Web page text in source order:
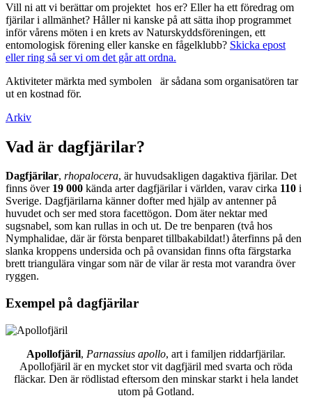
Vill ni att vi berättar om projektet hos er? Eller ha ett föredrag om
fjärilar i allmänhet? Håller ni kanske på att sätta ihop programmet
inför vårens möten i en krets av Naturskyddsföreningen, ett
entomologisk förening eller kanske en fågelklubb? Skicka epost
eller ring så ser vi om det går att ordna.
Aktiviteter märkta med symbolen
är sådana som organisatören tar
ut en kostnad för.
Arkiv
Vad är dagfjärilar?
Dagfjärilar, rhopalocera, är huvudsakligen dagaktiva fjärilar. Det
finns över 19 000 kända arter dagfjärilar i världen, varav cirka 110 i
Sverige. Dagfjärilarna känner dofter med hjälp av antenner på
huvudet och ser med stora facettögon. Dom äter nektar med
sugsnabel, som kan rullas in och ut. De tre benparen (två hos
Nymphalidae, där är första benparet tillbakabildat!) återfinns på den
slanka kroppens undersida och på ovansidan finns ofta färgstarka
brett triangulära vingar som när de vilar är resta mot varandra över
ryggen.
Exempel på dagfjärilar
Apollofjäril, Parnassius apollo, art i familjen riddarfjärilar.
Apollofjäril är en mycket stor vit dagfjäril med svarta och röda
fläckar. Den är rödlistad eftersom den minskar starkt i hela landet
utom på Gotland.